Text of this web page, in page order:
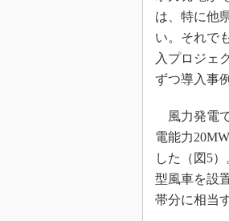
は、特に他
い。それで
入プロジェ
ずつ導入事
風力発電
電能力
した（図5
型風車を設
帯分に相当